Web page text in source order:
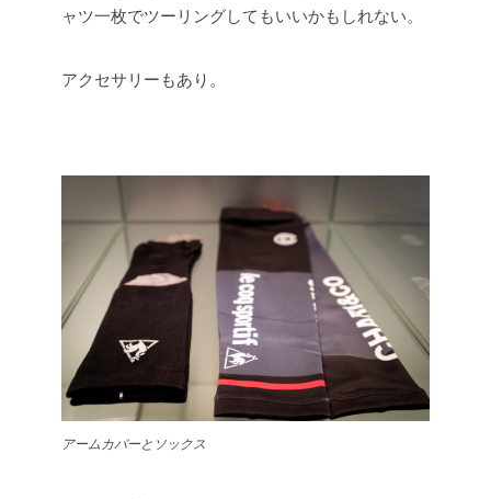
ャツ一枚でツーリングしてもいいかもしれない。
アクセサリーもあり。
アームカバーとソックス